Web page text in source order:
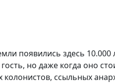
появились здесь 10.000
но даже когда оно
ссыльных